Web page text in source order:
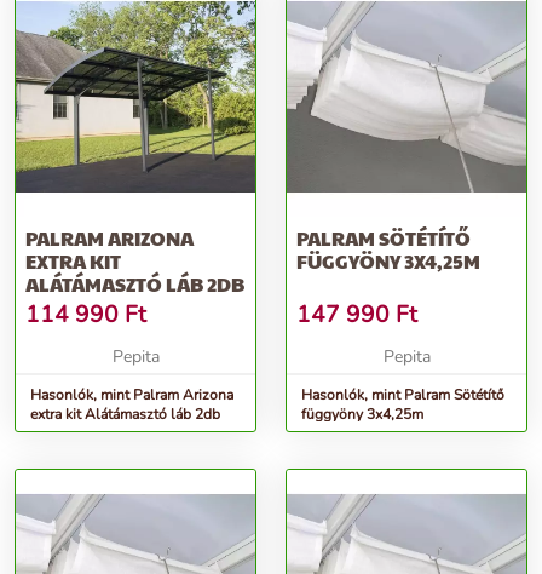
PALRAM ARIZONA
EXTRA KIT
ALÁTÁMASZTÓ LÁB 2DB
114 990 Ft
Pepita
Hasonlók, mint Palram Arizona
extra kit Alátámasztó láb 2db
PALRAM SÖTÉTÍTŐ
FÜGGYÖNY 3X4,25M
147 990 Ft
Pepita
Hasonlók, mint Palram Sötétítő
függyöny 3x4,25m